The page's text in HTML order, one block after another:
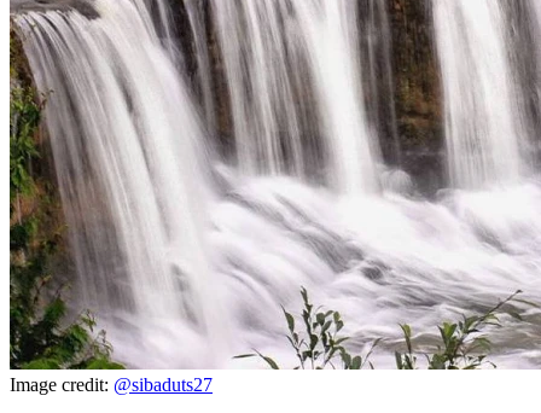
Image credit: @sibaduts27